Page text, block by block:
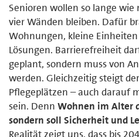
Senioren wollen so lange
vier Wänden bleiben. Dafür
Wohnungen, kleine
Lösungen. Barrierefreiheit
geplant, sondern muss von
werden. Gleichzeitig steigt
Pflegeplätzen – auch darauf
sein. Denn Wohnen im Alter
sondern soll Sicherheit und
Realität zeigt uns, dass bis